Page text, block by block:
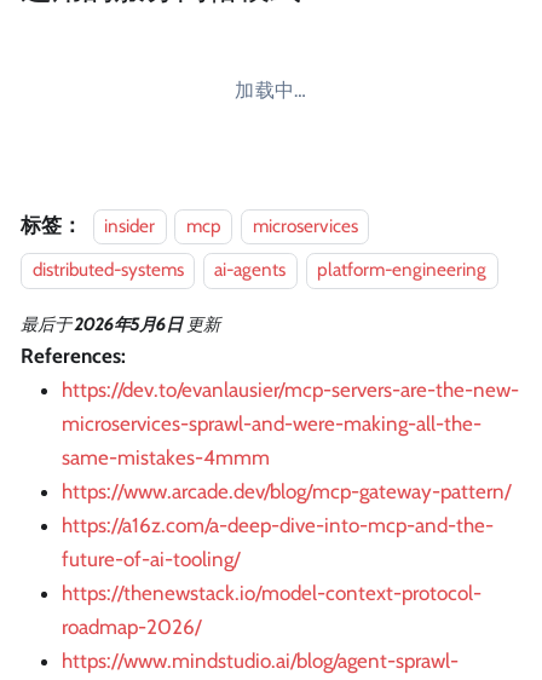
加载中…
标签： insider mcp
microservices
distributed-systems
ai-agents platform-engineering
最后于2026年5月6日 更新
References:
https://dev.to/evanlausier/mcp-servers-are-the-new-
microservices-sprawl-and-were-making-all-the-
same-mistakes-4mmm
https://www.arcade.dev/blog/mcp-gateway-pattern/
https://a16z.com/a-deep-dive-into-mcp-and-the-
future-of-ai-tooling/
https://thenewstack.io/model-context-protocol-
roadmap-2026/
https://www.mindstudio.ai/blog/agent-sprawl-